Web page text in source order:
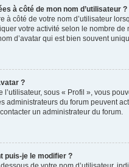
à côté de mon nom d’utilisateur ?
à côté de votre nom d’utilisateur
votre activité selon le nombre
d’avatar qui est bien souvent
?
sous « Profil », vous
administrateurs du forum peuvent
un administrateur du forum.
puis-je le modifier ?